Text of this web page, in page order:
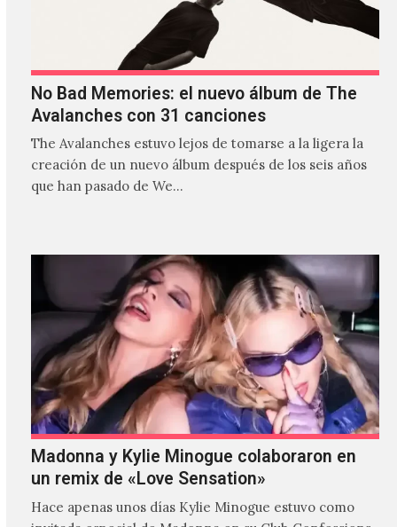
No Bad Memories: el nuevo álbum de The
Avalanches con 31 canciones
The Avalanches estuvo lejos de tomarse a la ligera la
creación de un nuevo álbum después de los seis años
que han pasado de We…
Madonna y Kylie Minogue colaboraron en
un remix de «Love Sensation»
Hace apenas unos días Kylie Minogue estuvo como